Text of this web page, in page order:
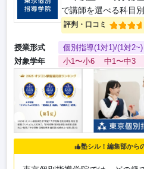
で講師を選べる科目
評判・口コミ
授業形式 個別指導(1対1)/(1対2~)
対象学年
小1〜小6 中1〜中3
塾シル！編集部から